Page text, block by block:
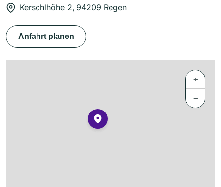
Kerschlhöhe 2, 94209 Regen
Anfahrt planen
+
−